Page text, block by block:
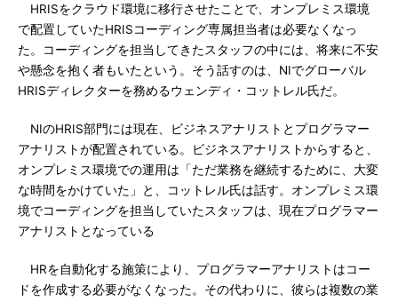
HRISをクラウド環境に移行させたことで、オンプレミス環境
で配置していたHRISコーディング専属担当者は必要なくなっ
た。コーディングを担当してきたスタッフの中には、将来に不安
や懸念を抱く者もいたという。そう話すのは、NIでグローバル
HRISディレクターを務めるウェンディ・コットレル氏だ。
NIのHRIS部門には現在、ビジネスアナリストとプログラマー
アナリストが配置されている。ビジネスアナリストからすると、
オンプレミス環境での運用は「ただ業務を継続するために、大変
な時間をかけていた」と、コットレル氏は話す。オンプレミス環
境でコーディングを担当していたスタッフは、現在プログラマー
アナリストとなっている
HRを自動化する施策により、プログラマーアナリストはコー
ドを作成する必要がなくなった。その代わりに、彼らは複数の業